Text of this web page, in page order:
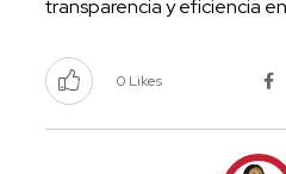
transparencia y eficiencia
0 Likes